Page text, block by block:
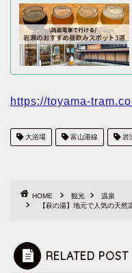
https://toyama-
大浴場 富山港線 岩
HOME 観光
温泉
【萩の湯】地元で人気の天
RELATED POST